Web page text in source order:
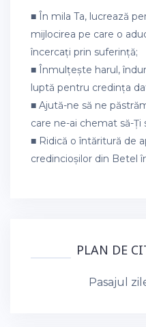
■ În mila Ta, lucrează
mijlocirea pe care o
încercați prin suferință;
■ Înmulțește harul,
luptă pentru credința
■ Ajută-ne să ne
care ne-ai chemat să-Ți
■ Ridică o întăritură de
credincioșilor din Betel
PLAN DE
Pasajul